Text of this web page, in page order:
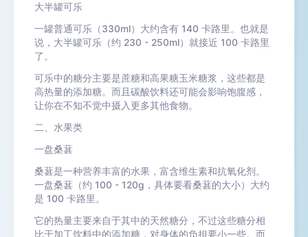
大半罐可乐
一罐普通可乐（330ml）大约含有 140 卡路里。也就是
说，大半罐可乐（约 230 - 250ml）就接近 100 卡路里
了。
可乐中的糖分主要是蔗糖和高果糖玉米糖浆，这些都是
高热量的添加糖。而且碳酸饮料还可能会影响饱腹感，
让你在不知不觉中摄入更多其他食物。
二、水果类
一盘桑葚
桑葚是一种营养丰富的水果，富含维生素和抗氧化剂。
一盘桑葚（约 100 - 120g，具体要看桑葚的大小）大约
是 100 卡路里。
它的热量主要来自于其中的天然糖分，不过这些糖分相
比于加工饮料中的添加糖，对身体的负担要小一些。而